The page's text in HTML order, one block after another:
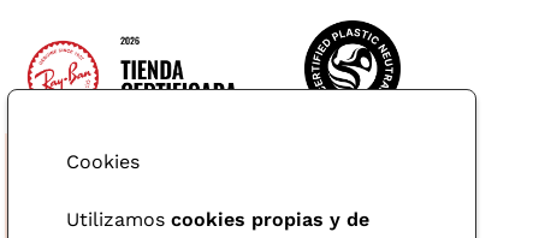
Cookies
Utilizamos cookies propias y de